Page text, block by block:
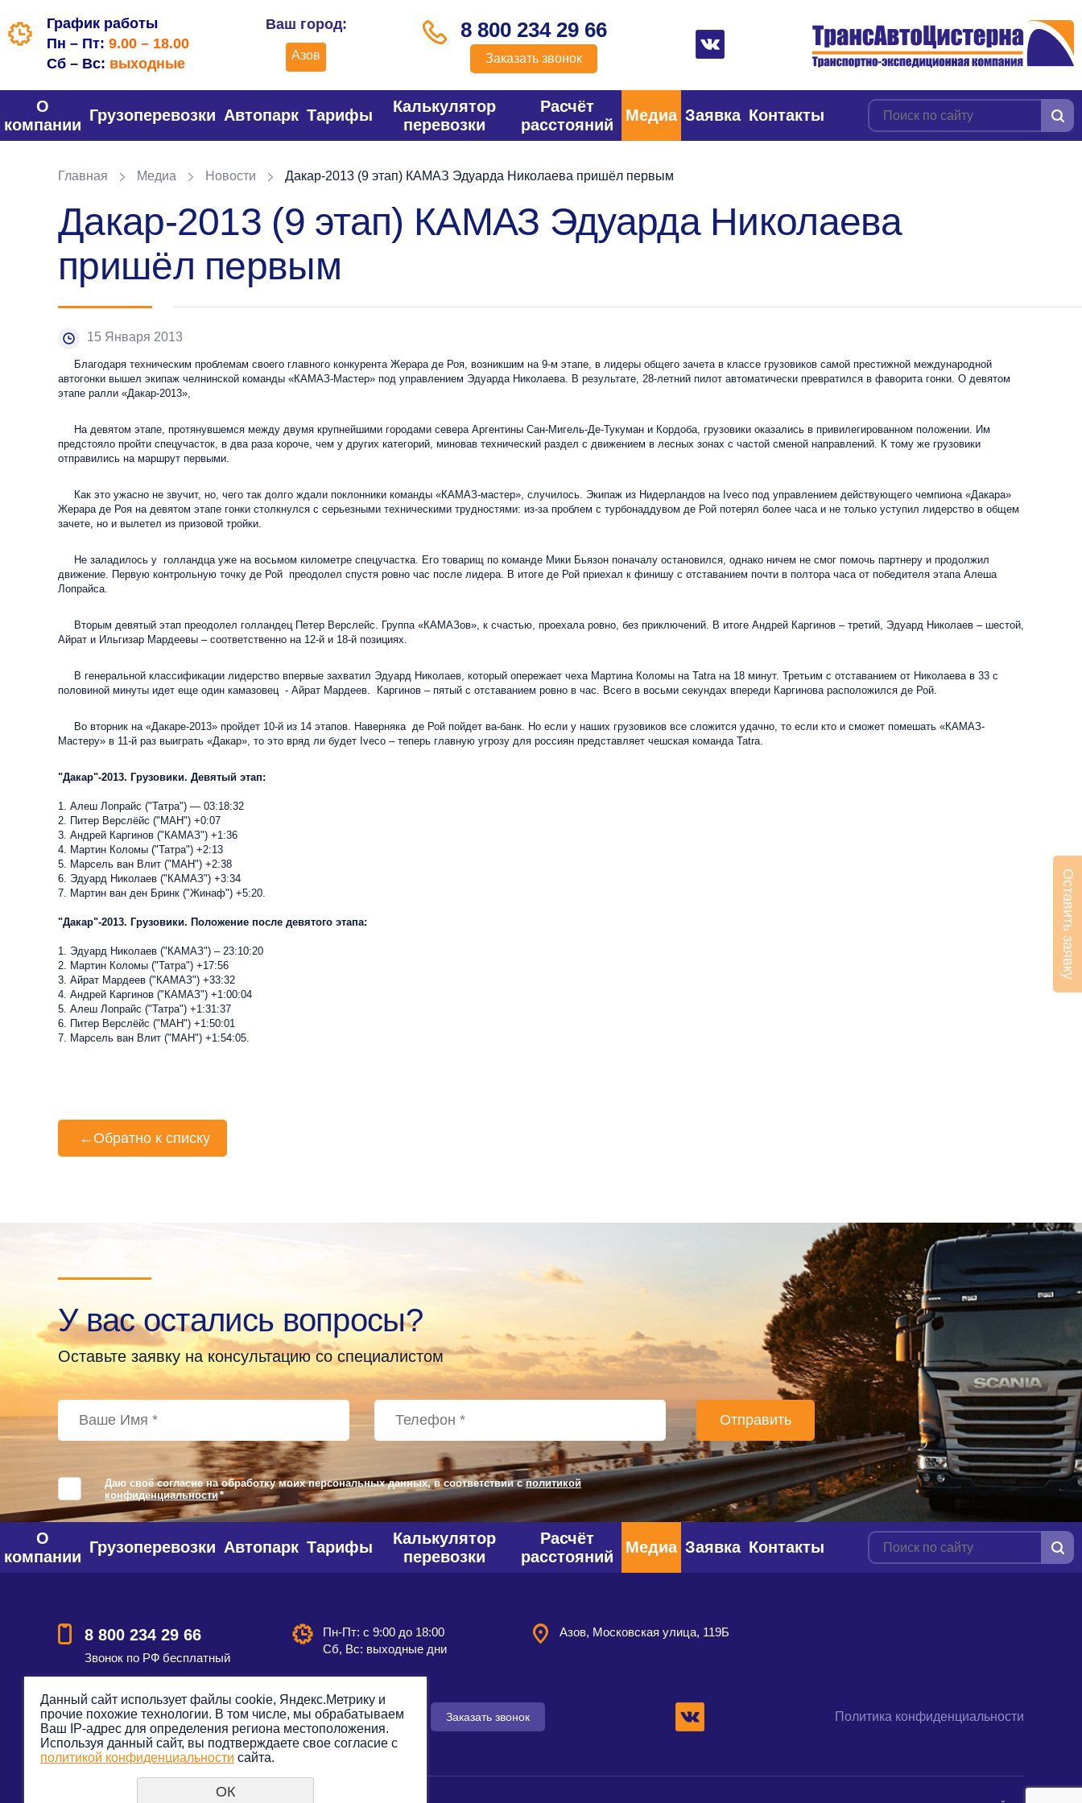
График работы
Пн – Пт: 9.00 – 18.00
Сб – Вс: выходные
Ваш город:
Азов
8 800 234 29 66
Заказать звонок
О
компании
Грузоперевозки Автопарк Тарифы
Калькулятор
перевозки
Расчёт
расстояний
Медиа Заявка Контакты
Главная Медиа Новости Дакар-2013 (9 этап) КАМАЗ Эдуарда Николаева пришёл первым
Дакар-2013 (9 этап) КАМАЗ Эдуарда Николаева
пришёл первым
15 Января 2013
Благодаря техническим проблемам своего главного конкурента Жерара де Роя, возникшим на 9-м этапе, в лидеры общего зачета в классе грузовиков самой престижной международной
автогонки вышел экипаж челнинской команды «КАМАЗ-Мастер» под управлением Эдуарда Николаева. В результате, 28-летний пилот автоматически превратился в фаворита гонки. О девятом
этапе ралли «Дакар-2013»,
На девятом этапе, протянувшемся между двумя крупнейшими городами севера Аргентины Сан-Мигель-Де-Тукуман и Кордоба, грузовики оказались в привилегированном положении. Им
предстояло пройти спецучасток, в два раза короче, чем у других категорий, миновав технический раздел с движением в лесных зонах с частой сменой направлений. К тому же грузовики
отправились на маршрут первыми.
Как это ужасно не звучит, но, чего так долго ждали поклонники команды «КАМАЗ-мастер», случилось. Экипаж из Нидерландов на Iveco под управлением действующего чемпиона «Дакара»
Жерара де Роя на девятом этапе гонки столкнулся с серьезными техническими трудностями: из-за проблем с турбонаддувом де Рой потерял более часа и не только уступил лидерство в общем
зачете, но и вылетел из призовой тройки.
Не заладилось у голландца уже на восьмом километре спецучастка. Его товарищ по команде Мики Бьязон поначалу остановился, однако ничем не смог помочь партнеру и продолжил
движение. Первую контрольную точку де Рой преодолел спустя ровно час после лидера. В итоге де Рой приехал к финишу с отставанием почти в полтора часа от победителя этапа Алеша
Лопрайса.
Вторым девятый этап преодолел голландец Петер Верслейс. Группа «КАМАЗов», к счастью, проехала ровно, без приключений. В итоге Андрей Каргинов – третий, Эдуард Николаев – шестой,
Айрат и Ильгизар Мардеевы – соответственно на 12-й и 18-й позициях.
В генеральной классификации лидерство впервые захватил Эдуард Николаев, который опережает чеха Мартина Коломы на Tatra на 18 минут. Третьим с отставанием от Николаева в 33 с
половиной минуты идет еще один камазовец - Айрат Мардеев. Каргинов – пятый с отставанием ровно в час. Всего в восьми секундах впереди Каргинова расположился де Рой.
Во вторник на «Дакаре-2013» пройдет 10-й из 14 этапов. Наверняка де Рой пойдет ва-банк. Но если у наших грузовиков все сложится удачно, то если кто и сможет помешать «КАМАЗ-
Мастеру» в 11-й раз выиграть «Дакар», то это вряд ли будет Iveco – теперь главную угрозу для россиян представляет чешская команда Tatra.
"Дакар"-2013. Грузовики. Девятый этап:
1. Алеш Лопрайс ("Татра") — 03:18:32
2. Питер Верслёйс ("МАН") +0:07
3. Андрей Каргинов ("КАМАЗ") +1:36
4. Мартин Коломы ("Татра") +2:13
5. Марсель ван Влит ("МАН") +2:38
6. Эдуард Николаев ("КАМАЗ") +3:34
7. Мартин ван ден Бринк ("Жинаф") +5:20.
"Дакар"-2013. Грузовики. Положение после девятого этапа:
1. Эдуард Николаев ("КАМАЗ") – 23:10:20
2. Мартин Коломы ("Татра") +17:56
3. Айрат Мардеев ("КАМАЗ") +33:32
4. Андрей Каргинов ("КАМАЗ") +1:00:04
5. Алеш Лопрайс ("Татра") +1:31:37
6. Питер Верслёйс ("МАН") +1:50:01
7. Марсель ван Влит ("МАН") +1:54:05.
← Обратно к списку
У вас остались вопросы?
Оставьте заявку на консультацию со специалистом
Даю своё согласие на обработку моих персональных данных, в соответствии сполитикой
конфиденциальности*
О
компании
Грузоперевозки Автопарк Тарифы
Калькулятор
перевозки
Расчёт
расстояний
Медиа Заявка Контакты
8 800 234 29 66
Звонок по РФ бесплатный
Пн-Пт: с 9:00 до 18:00
Сб, Вс: выходные дни
Азов, Московская улица, 119Б
Смотреть на карте Оставить заявку Заказать звонок Политика конфиденциальности
Оставить заявку
Данный сайт использует файлы cookie, Яндекс.Метрику и
прочие похожие технологии. В том числе, мы обрабатываем
Ваш IP-адрес для определения региона местоположения.
Используя данный сайт, вы подтверждаете свое согласие с
политикой конфиденциальности сайта.
ОК